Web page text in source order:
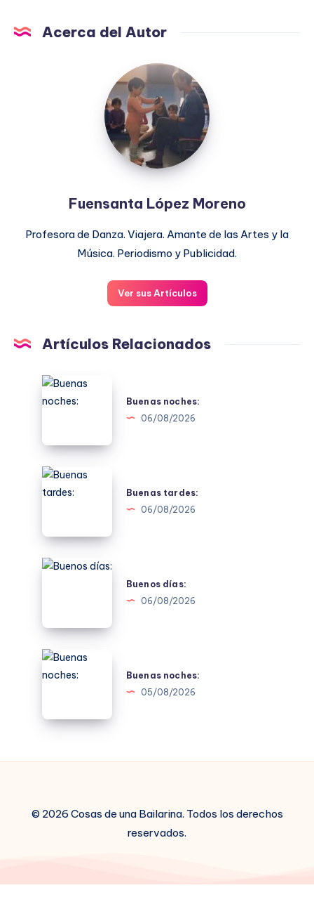
Acerca del Autor
Fuensanta
López
Moreno
Fuensanta López Moreno
Profesora de Danza. Viajera. Amante de las Artes y la
Música. Periodismo y Publicidad.
Ver sus Artículos
Artículos Relacionados
Buenas
noches:
Buenas noches:
06/08/2026
Buenas
tardes:
Buenas tardes:
06/08/2026
Buenos
Buenos días:
06/08/2026
Buenas
noches:
Buenas noches:
05/08/2026
© 2026 Cosas de una Bailarina. Todos los derechos
reservados.